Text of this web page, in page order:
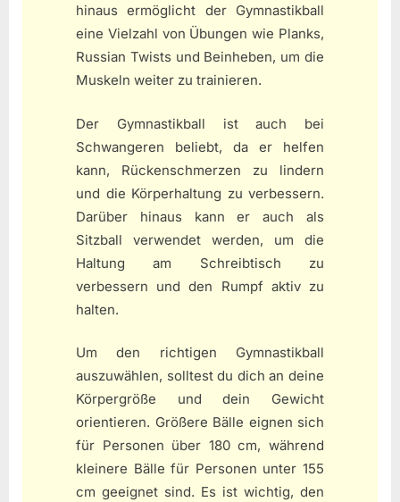
hinaus ermöglicht der Gymnastikball
eine Vielzahl von Übungen wie Planks,
Russian Twists und Beinheben, um die
Muskeln weiter zu trainieren.
Der Gymnastikball ist auch bei
Schwangeren beliebt, da er helfen
kann, Rückenschmerzen zu lindern
und die Körperhaltung zu verbessern.
Darüber hinaus kann er auch als
Sitzball verwendet werden, um die
Haltung am Schreibtisch zu
verbessern und den Rumpf aktiv zu
halten.
Um den richtigen Gymnastikball
auszuwählen, solltest du dich an deine
Körpergröße und dein Gewicht
orientieren. Größere Bälle eignen sich
für Personen über 180 cm, während
kleinere Bälle für Personen unter 155
cm geeignet sind. Es ist wichtig, den